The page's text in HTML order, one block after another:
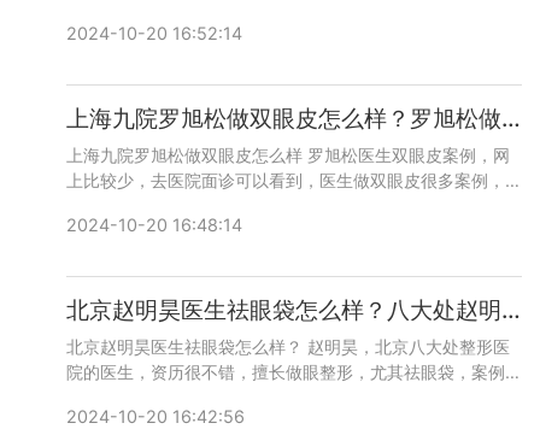
少，可以实地面诊，咨询预约添加微信号：bianmei0528或
2024-10-20 16:52:14
上海九院罗旭松做双眼皮怎么样？罗旭松做眼修复技术好吗？
上海九院罗旭松做双眼皮怎么样 罗旭松医生双眼皮案例，网
上比较少，去医院面诊可以看到，医生做双眼皮很多案例，现
直接拨打400-616-6769，详细沟通。
2024-10-20 16:48:14
北京赵明昊医生祛眼袋怎么样？八大处赵明昊祛眼袋预约咨询电话
北京赵明昊医生祛眼袋怎么样？ 赵明昊，北京八大处整形医
院的医生，资历很不错，擅长做眼整形，尤其祛眼袋，案例比
或者直接拨打400-616-6769，详细沟通。
2024-10-20 16:42:56